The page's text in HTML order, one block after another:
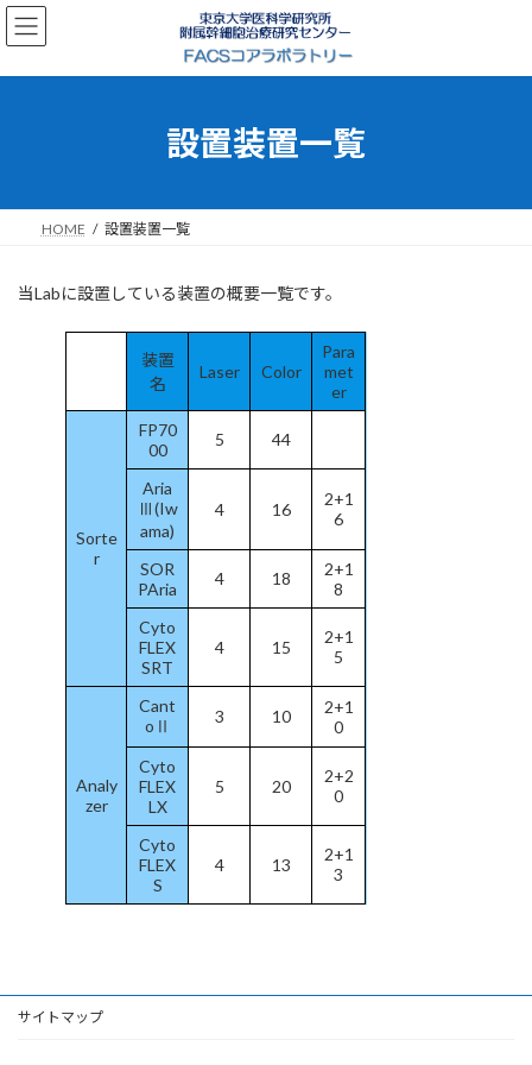
コ
ン
ン
ナ
ビ
ー
設置装置一覧
HOME 設置装置一覧
当Labに設置している装置の概要一覧です。
装置
名
Laser Color
Para
met
er
Sorte
r
FP70
00
5 44
Aria
Ⅲ(Iw
ama)
4 16
2+1
6
SOR
PAria
4 18
2+1
8
Cyto
FLEX
SRT
4 15
2+1
5
Analy
zer
Cant
oⅡ
3 10
2+1
0
Cyto
FLEX
LX
5 20
2+2
0
Cyto
FLEX
S
4 13
2+1
3
サイトマップ